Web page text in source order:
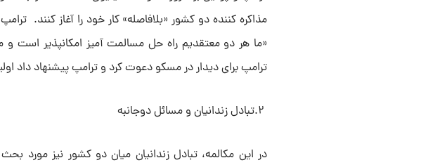
مذاکره کننده دو کشور «بلافاصله» کار خود را آغاز کنند.
«ما هر دو معتقدیم راه حل مسالمت آمیز امکانپذیر است و
ترامپ برای دیدار در مسکو دعوت کرد و ترامپ پیشنهاد داد
در این مکالمه، تبادل زندانیان میان دو کشور نیز مورد